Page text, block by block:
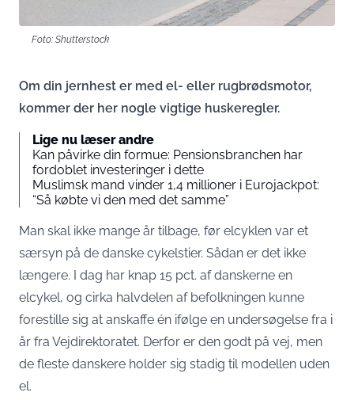
Foto: Shutterstock
Om din jernhest er med el- eller rugbrødsmotor,
kommer der her nogle vigtige huskeregler.
Lige nu læser andre
Kan påvirke din formue: Pensionsbranchen har
fordoblet investeringer i dette
Muslimsk mand vinder 1,4 millioner i Eurojackpot:
“Så købte vi den med det samme”
Man skal ikke mange år tilbage, før elcyklen var et
særsyn på de danske cykelstier. Sådan er det ikke
længere. I dag har knap 15 pct. af danskerne en
elcykel, og cirka halvdelen af befolkningen kunne
forestille sig at anskaffe én ifølge en undersøgelse fra i
år fra Vejdirektoratet. Derfor er den godt på vej, men
de fleste danskere holder sig stadig til modellen uden
el.